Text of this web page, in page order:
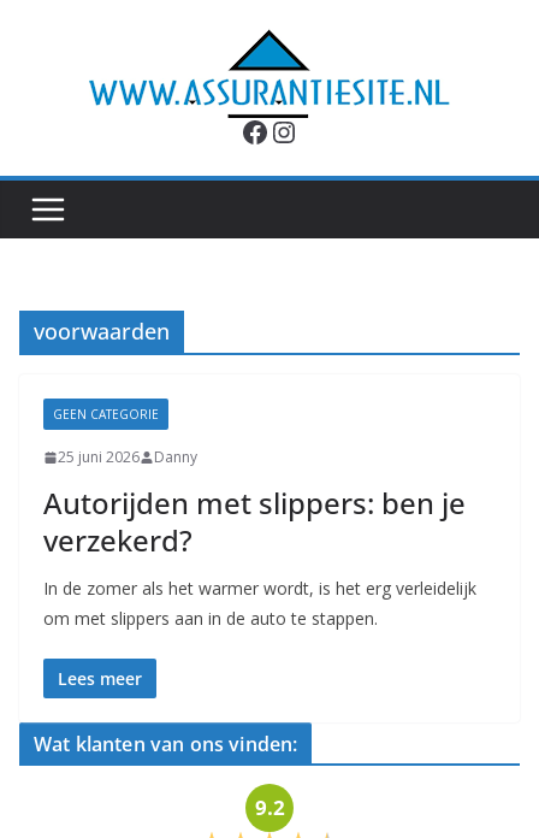
Facebook
Instagram
voorwaarden
GEEN CATEGORIE
25 juni 2026 Danny
Autorijden met slippers: ben je
verzekerd?
In de zomer als het warmer wordt, is het erg verleidelijk
om met slippers aan in de auto te stappen.
Lees meer
Wat klanten van ons vinden:
9.2